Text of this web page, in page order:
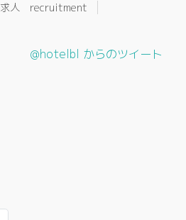
求人 recruitment
@hotelbl からのツイート